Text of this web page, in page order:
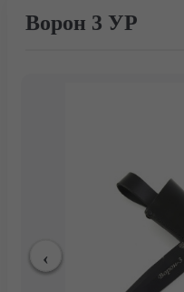
Ворон 3 УР